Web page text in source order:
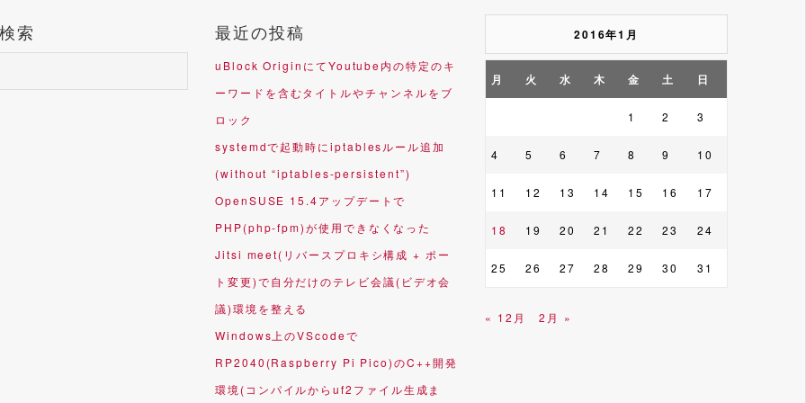
索 最近の投稿
uBlock OriginにてYoutube内の特定のキ
ーワードを含むタイトルやチャンネルをブ
ロック
systemdで起動時にiptablesルール追加
(without “iptables-persistent”)
OpenSUSE 15.4アップデートで
PHP(php-fpm)が使用できなくなった
Jitsi meet(リバースプロキシ構成 + ポー
ト変更)で自分だけのテレビ会議(ビデオ会
議)環境を整える
Windows上のVScodeで
RP2040(Raspberry Pi Pico)のC++開発
環境(コンパイルからuf2ファイル生成ま
2016年1月
月 火 水 木 金 土 日
1 2 3
4 5 6 7 8 9 10
11 12 13 14 15 16 17
18 19 20 21 22 23 24
25 26 27 28 29 30 31
« 12月 2月 »